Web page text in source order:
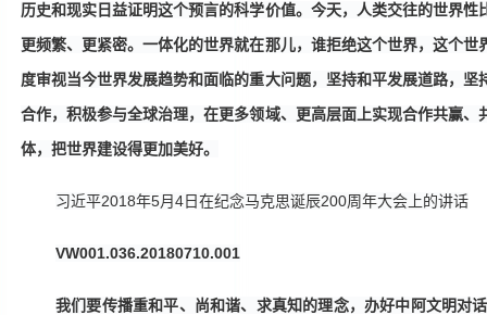
历史和现实日益证明这个预言的科学价值。今天，人类交往的世界
更频繁、更紧密。一体化的世界就在那儿，谁拒绝这个世界，这个
度审视当今世界发展趋势和面临的重大问题，坚持和平发展道路，
合作，积极参与全球治理，在更多领域、更高层面上实现合作共赢
体，把世界建设得更加美好。
习近平2018年5月4日在纪念马克思诞辰200周年大会上的讲话
VW001.036.20180710.001
我们要传播重和平、尚和谐、求真知的理念，办好中阿文明对